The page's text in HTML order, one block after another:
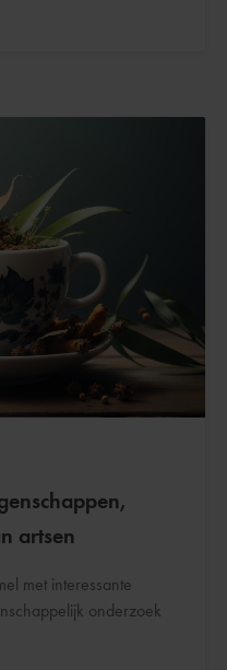
artsen
met interessante
onderzoek